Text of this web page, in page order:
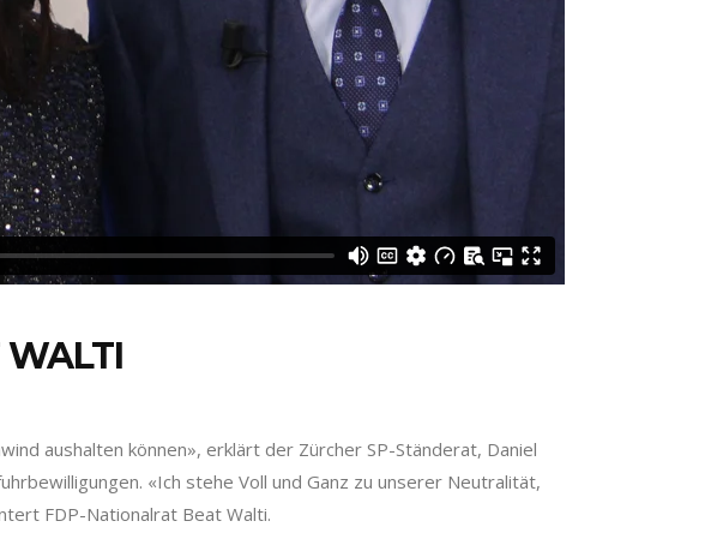
WALTI
aushalten können», erklärt der Zürcher SP-Ständerat, Daniel
«Ich stehe Voll und Ganz zu unserer Neutralität,
FDP-Nationalrat Beat Walti.